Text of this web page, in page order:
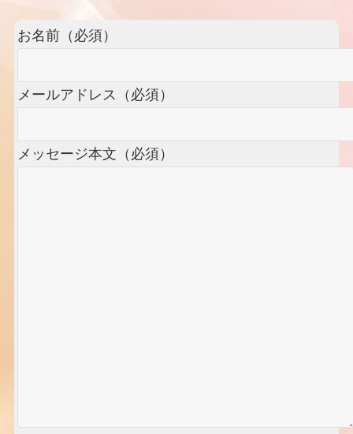
お名前（必須）
メールアドレス（必須）
メッセージ本文（必須）